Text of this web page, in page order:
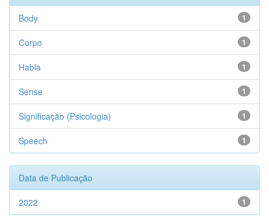
1
Body
1
Corpo
1
Habla
1
Sense
1
Significação (Psicologia)
1
Speech
Data de Publicação
1
2022